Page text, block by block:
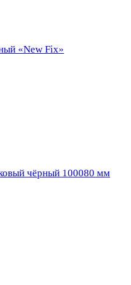
«New Fix»
чёрный 100080 мм